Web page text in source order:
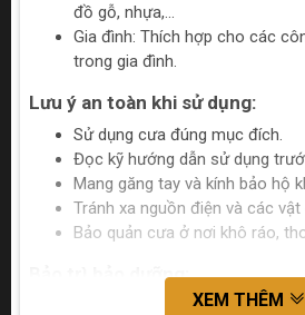
đồ gỗ, nhựa,...
Gia đình: Thích hợp cho các
trong gia đình.
Lưu ý an toàn khi sử dụng:
Sử dụng cưa đúng mục đích.
Đọc kỹ hướng dẫn sử dụng
Mang găng tay và kính bảo hộ
Tránh xa nguồn điện và các vật
Bảo quản cưa ở nơi khô ráo,
Bảo trì bảo dưỡng:
Lau chùi cưa sau mỗi lần sử
XEM THÊM